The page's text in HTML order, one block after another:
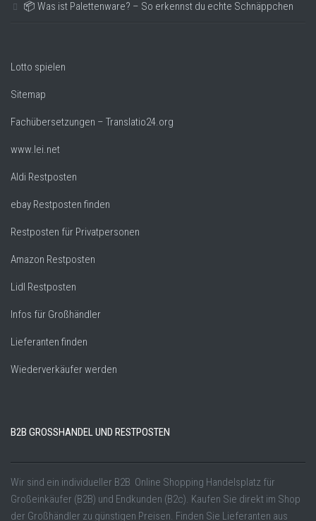
📦 Was ist Palettenware? – So erkennst du echte Schnäppchen
Lotto spielen
Sitemap
Fachübersetzungen – Translatio24.org
www.lei.net
Aldi Restposten
ebay Restposten finden
Restposten für Privatpersonen
Amazon Restposten
Lidl Restposten
Infos für Großhändler
Lieferanten finden
Wiederverkäufer werden
B2B GROSSHANDEL UND RESTPOSTEN
Wir sind ein individueller B2B Online Shopping Handelsplatz für
Großeinkäufer (B2B) und Endkunden (B2c). Kaufen Sie direkt im Shop
der Großhändler zu günstigen Preisen. Finden Sie Lieferanten aus